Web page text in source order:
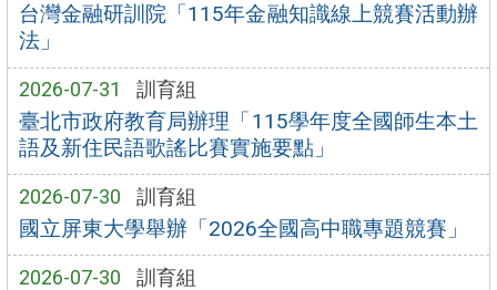
台灣金融研訓院「115年金融知識線上競賽活動辦
法」
2026-07-31 訓育組
臺北市政府教育局辦理「115學年度全國師生本土
語及新住民語歌謠比賽實施要點」
2026-07-30 訓育組
國立屏東大學舉辦「2026全國高中職專題競賽」
2026-07-30 訓育組